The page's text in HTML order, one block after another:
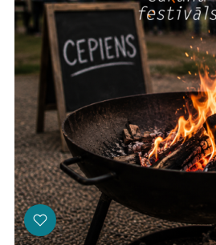
ThreadsFacebookYoutube
X